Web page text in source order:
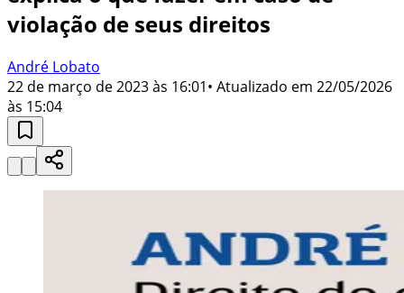
violação de seus direitos
André Lobato
22 de março de 2023 às 16:01• Atualizado em 22/05/2026
às 15:04